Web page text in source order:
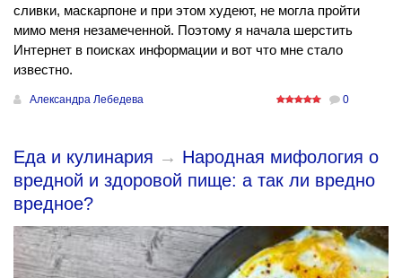
сливки, маскарпоне и при этом худеют, не могла пройти
мимо меня незамеченной. Поэтому я начала шерстить
Интернет в поисках информации и вот что мне стало
известно.
Александра Лебедева 0
Еда и кулинария → Народная мифология о
вредной и здоровой пище: а так ли вредно
вредное?